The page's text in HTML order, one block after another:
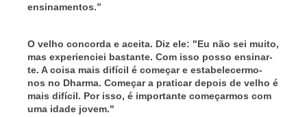
ensinamentos.”
O velho concorda e aceita. Diz ele: "Eu não sei muito,
mas experienciei bastante. Com isso posso ensinar-
te. A coisa mais difícil é começar e estabelecermo-
nos no Dharma. Começar a praticar depois de velho é
mais difícil. Por isso, é importante começarmos com
uma idade jovem."